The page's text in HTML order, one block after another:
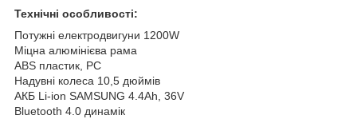
Технічні особливості:
Потужні електродвигуни 1200W
Міцна алюмінієва рама
ABS пластик, PC
Надувні колеса 10,5 дюймів
АКБ Li-ion SAMSUNG 4.4Ah, 36V
Bluetooth 4.0 динамік